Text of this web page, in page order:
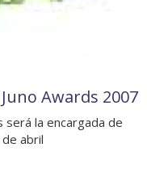
Awards 2007
será la encargada de
abril